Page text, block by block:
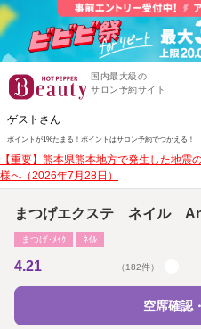
国内最大級の
サロン予約サイト
ゲストさん
ポイントが1%たまる！ ポイントはサロン予約でつかえる！
【重要】熊本県熊本地方で発生した地
様へ（2026年7月28日）
まつげエクステ ネイル
まつげ･ﾒｲｸ ﾈｲﾙ
4.21 （182件）
空席確認